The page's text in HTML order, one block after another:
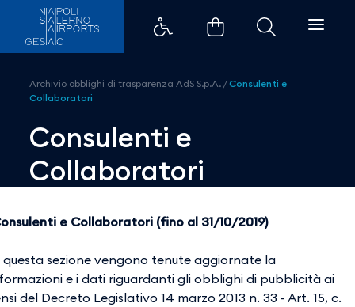
Consulenti e Collaboratori -
Archivio obblighi di trasparenza AdS S.p.A. /Consulenti e
Collaboratori
Consulenti e
Collaboratori
e Collaboratori (fino al 31/10/2019)
questa sezione vengono tenute aggiornate la
e i dati riguardanti gli obblighi di pubblicità ai
del Decreto Legislativo 14 marzo 2013 n. 33 - Art. 15, c.